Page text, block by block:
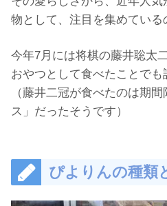
物として、注目を集めている
今年7月には将棋の藤井聡太
おやつとして食べたことでも
（藤井二冠が食べたのは期
ス」だったそうです）
ぴよりんの種類